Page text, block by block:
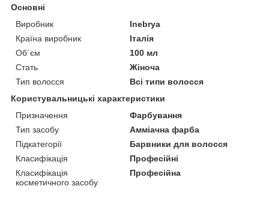
Основні
Виробник
Inebrya
Країна виробник
Італія
Об`єм
100 мл
Стать
Жіноча
Тип волосся
Всі типи волосся
Користувальницькі характеристики
Призначення
Фарбування
Тип засобу
Амміачна фарба
Підкатегорії
Барвники для волосся
Класифікація
Професійні
Класифікація
косметичного засобу
Професійна